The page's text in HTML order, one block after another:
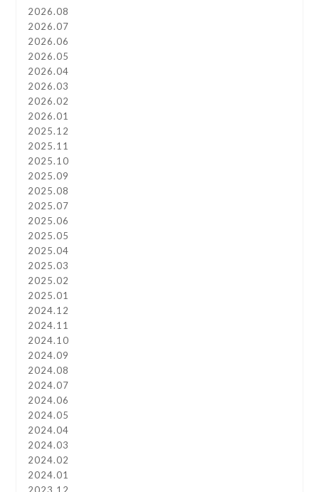
2026.08
2026.07
2026.06
2026.05
2026.04
2026.03
2026.02
2026.01
2025.12
2025.11
2025.10
2025.09
2025.08
2025.07
2025.06
2025.05
2025.04
2025.03
2025.02
2025.01
2024.12
2024.11
2024.10
2024.09
2024.08
2024.07
2024.06
2024.05
2024.04
2024.03
2024.02
2024.01
2023.12